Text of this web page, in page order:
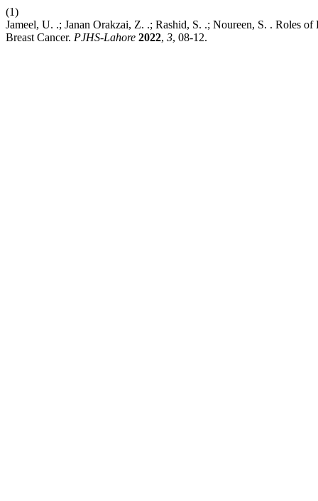
(1)
Jameel, U. .; Janan Orakzai, Z. .; Rashid, S. .; Noureen, S. . Roles
Breast Cancer. PJHS-Lahore 2022, 3, 08-12.